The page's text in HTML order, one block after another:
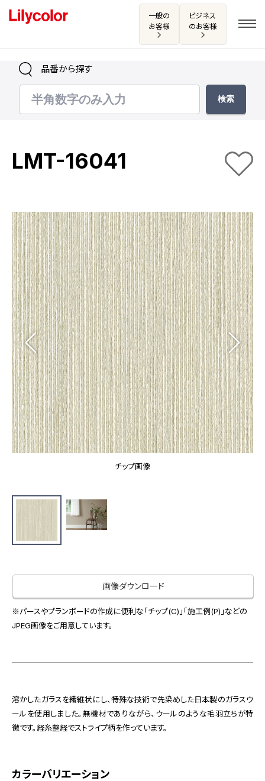
一般の
お客様
ビジネス
のお客様
ログイン・新規会員登録
お気に入り
商品を探す
商品を探す トップ
壁紙
カーテン
床材
ブランド・コレクション
Lilycolor Coordinate 着せ替えシミュレーション
カタログ一覧
カタログ一覧 トップ
壁紙
カーテン
床材
サステナブル商品
ノンワックス床タイル
壁紙機能性ガイド
施工事例
施工事例 トップ
医療・福祉施設
ホテル・オフィス・店舗
モデルハウス
新築戸建・マンション
#リリカラのある暮らし
リリカラノート
ショールーム
ショールーム トップ
東京ショールーム
大阪ショールーム
仙台ショールーム
札幌ショールーム
お客様サポート
お客様サポート トップ
動画一覧
お役立ち資料
お問い合わせ（一般のお客様）
非住宅案件に関するお問い合わせ
インテリア事業
スペースソリューション事業
オフィスソリューション事業
ファシリティソリューション事業
会社情報
会社情報
お知らせ プライバシーポリシーサイトマップ 関連団体リンク集
EN
品番から探す
LMT-16041
チップ画像
画像ダウンロード
※パースやプランボードの作成に便利な「チップ(C)」「施工例(P)」などの
JPEG画像をご用意しています。
溶かしたガラスを繊維状にし、特殊な技術で先染めした日本製のガラスウ
ールを使用しました。無機材でありながら、ウールのような毛羽立ちが特
徴です。経糸整経でストライプ柄を作っています。
カラーバリエーション